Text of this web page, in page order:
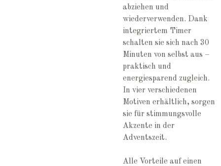
abziehen und
wiederverwenden. Dank
integriertem Timer
schalten sie sich nach 30
Minuten von selbst aus –
praktisch und
energiesparend zugleich.
In vier verschiedenen
Motiven erhältlich, sorgen
sie für stimmungsvolle
Akzente in der
Adventszeit.
Alle Vorteile auf einen